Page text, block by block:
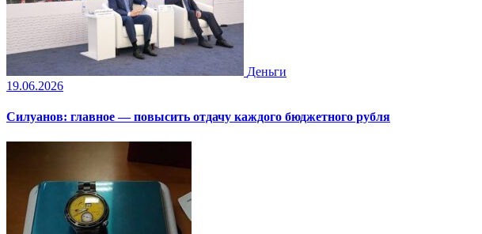
Деньги
19.06.2026
Силуанов: главное — повысить отдачу каждого бюджетного рубля